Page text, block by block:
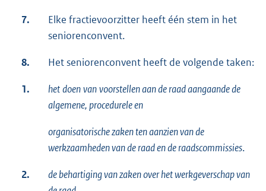
7.
Elke fractievoorzitter heeft één stem in het
seniorenconvent.
8. Het seniorenconvent heeft de volgende taken:
1. hetdoenvanvoorstellen aan de raad aangaande de
algemene, procedurele en
organisatorische zaken ten aanzien van de
werkzaamheden van de raad en de raadscommissies.
2.
de behartiging van zaken over het werkgeverschap van